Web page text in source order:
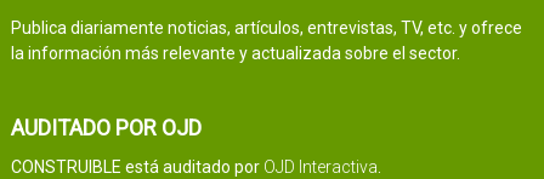
Publica diariamente noticias, artículos, entrevistas, TV, etc. y ofrece
la información más relevante y actualizada sobre el sector.
AUDITADO POR OJD
CONSTRUIBLE está auditado por OJD Interactiva